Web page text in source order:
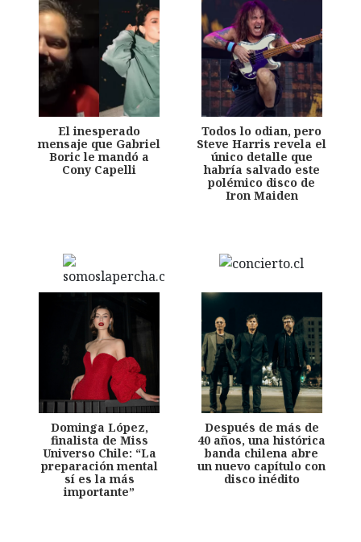
El inesperado
mensaje que Gabriel
Boric le mandó a
Cony Capelli
Todos lo odian, pero
Steve Harris revela el
único detalle que
habría salvado este
polémico disco de
Iron Maiden
Dominga López,
finalista de Miss
Universo Chile: “La
preparación mental
sí es la más
importante”
Después de más de
40 años, una histórica
banda chilena abre
un nuevo capítulo con
disco inédito